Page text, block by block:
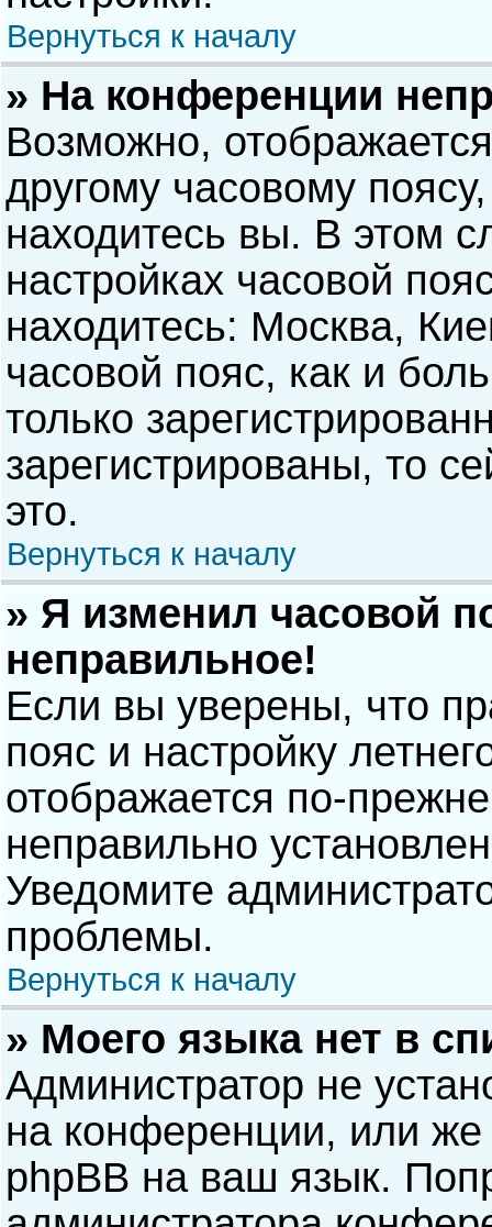
Вернуться к началу
» На конференции
Возможно,
другому часовому
находитесь вы. В этом
настройках часовой
находитесь: Москва,
часовой пояс, как и
только
зарегистрированы, то
это.
Вернуться к началу
» Я изменил часовой
неправильное!
Если вы уверены, что
пояс и настройку
отображается по-
неправильно
Уведомите
проблемы.
Вернуться к началу
» Моего языка нет в
Администратор не
на конференции, или же
phpBB на ваш язык.